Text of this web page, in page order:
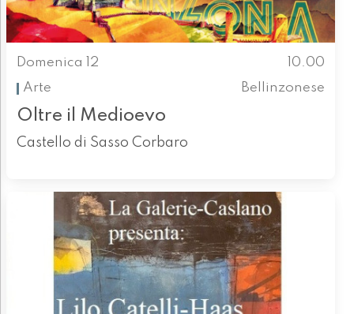
Domenica 12
10.00
Arte
Bellinzonese
Oltre il Medioevo
Castello di Sasso Corbaro